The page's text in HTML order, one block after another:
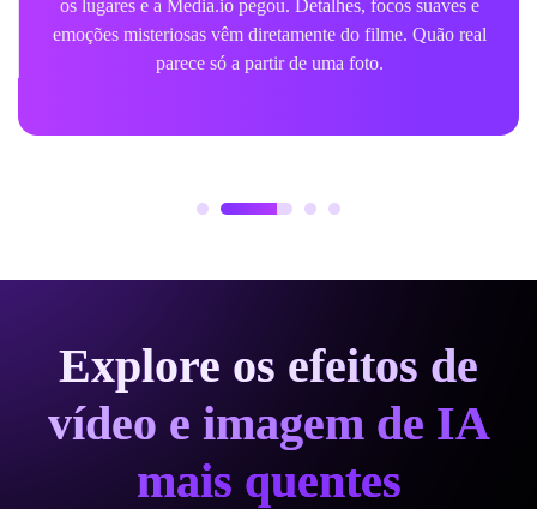
os lugares e a Media.io pegou. Detalhes, focos suaves e
emoções misteriosas vêm diretamente do filme. Quão real
parece só a partir de uma foto.
Explore os efeitos de
vídeo e imagem de IA
mais quentes